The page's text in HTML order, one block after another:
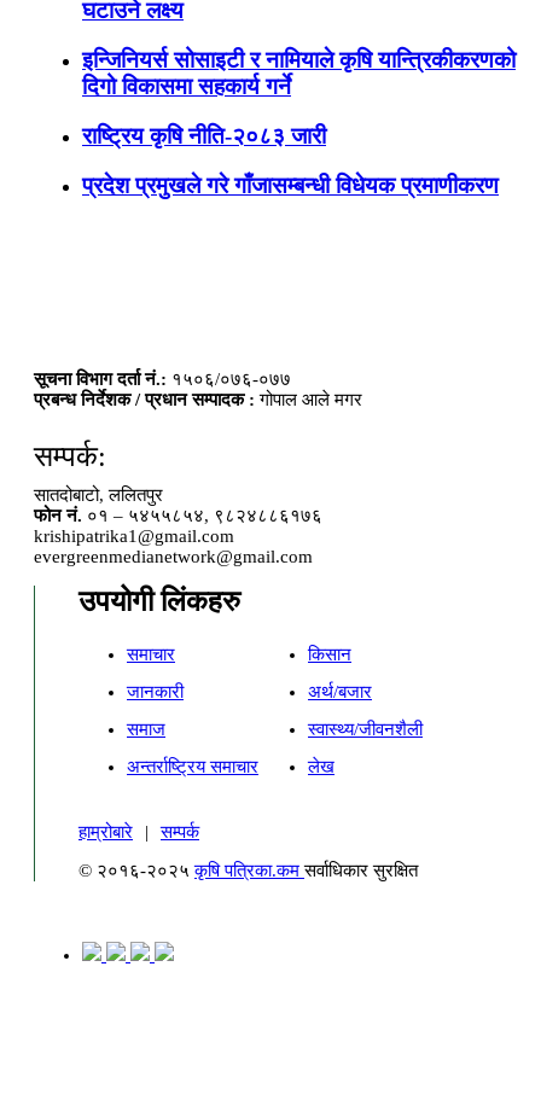
घटाउने लक्ष्य
इन्जिनियर्स सोसाइटी र नामियाले कृषि यान्त्रिकीकरणको
दिगो विकासमा सहकार्य गर्ने
राष्ट्रिय कृषि नीति-२०८३ जारी
प्रदेश प्रमुखले गरे गाँजासम्बन्धी विधेयक प्रमाणीकरण
सूचना विभाग दर्ता नं.: १५०६/०७६-०७७
प्रबन्ध निर्देशक / प्रधान सम्पादक : गोपाल आले मगर
सम्पर्क:
सातदोबाटो, ललितपुर
फोन नं. ०१ – ५४५५८५४, ९८२४८८६१७६
krishipatrika1@gmail.com
evergreenmedianetwork@gmail.com
उपयोगी लिंकहरु
समाचार
किसान
जानकारी
अर्थ/बजार
समाज
स्वास्थ्य/जीवनशैली
अन्तर्राष्ट्रिय समाचार
लेख
हाम्रोबारे |
सम्पर्क
© २०१६-२०२५कृषि पत्रिका.कमसर्वाधिकार सुरक्षित